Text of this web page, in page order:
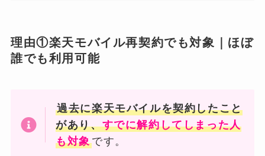
理由①楽天モバイル再契約でも対象｜ほぼ
誰でも利用可能
過去に楽天モバイルを契約したこと
があり、すでに解約してしまった人
も対象です。